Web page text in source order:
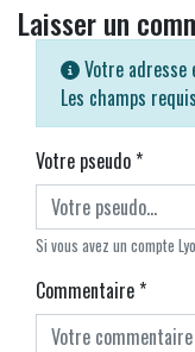
Laisser un
Votre adresse
Les champs
Votre pseudo*
Si vous avez un compte
Commentaire*